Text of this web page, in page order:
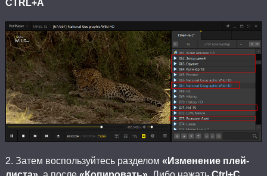
CTRL+A
2. Затем воспользуйтесь разделом «Изменение плей-